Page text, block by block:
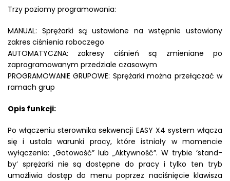
Trzy poziomy programowania:
MANUAL: Sprężarki są ustawione na wstępnie ustawiony
zakres ciśnienia roboczego
AUTOMATYCZNA: zakresy ciśnień są zmieniane po
zaprogramowanym przedziale czasowym
PROGRAMOWANIE GRUPOWE: Sprężarki można przełączać w
ramach grup
Opis funkcji:
Po włączeniu sterownika sekwencji EASY X4 system włącza
się i ustala warunki pracy, które istniały w momencie
wyłączenia: „Gotowość” lub „Aktywność”. W trybie ‘stand-
by’ sprężarki nie są dostępne do pracy i tylko ten tryb
umożliwia dostęp do menu poprzez naciśnięcie klawisza